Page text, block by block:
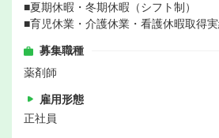
■夏期休暇・冬期休暇（シフト制）
■育児休業・介護休業・看護休暇取得実
募集職種
薬剤師
雇用形態
正社員